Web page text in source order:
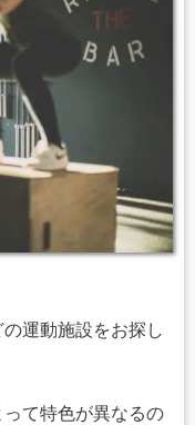
運動施設をお探し
て特色が異なるの